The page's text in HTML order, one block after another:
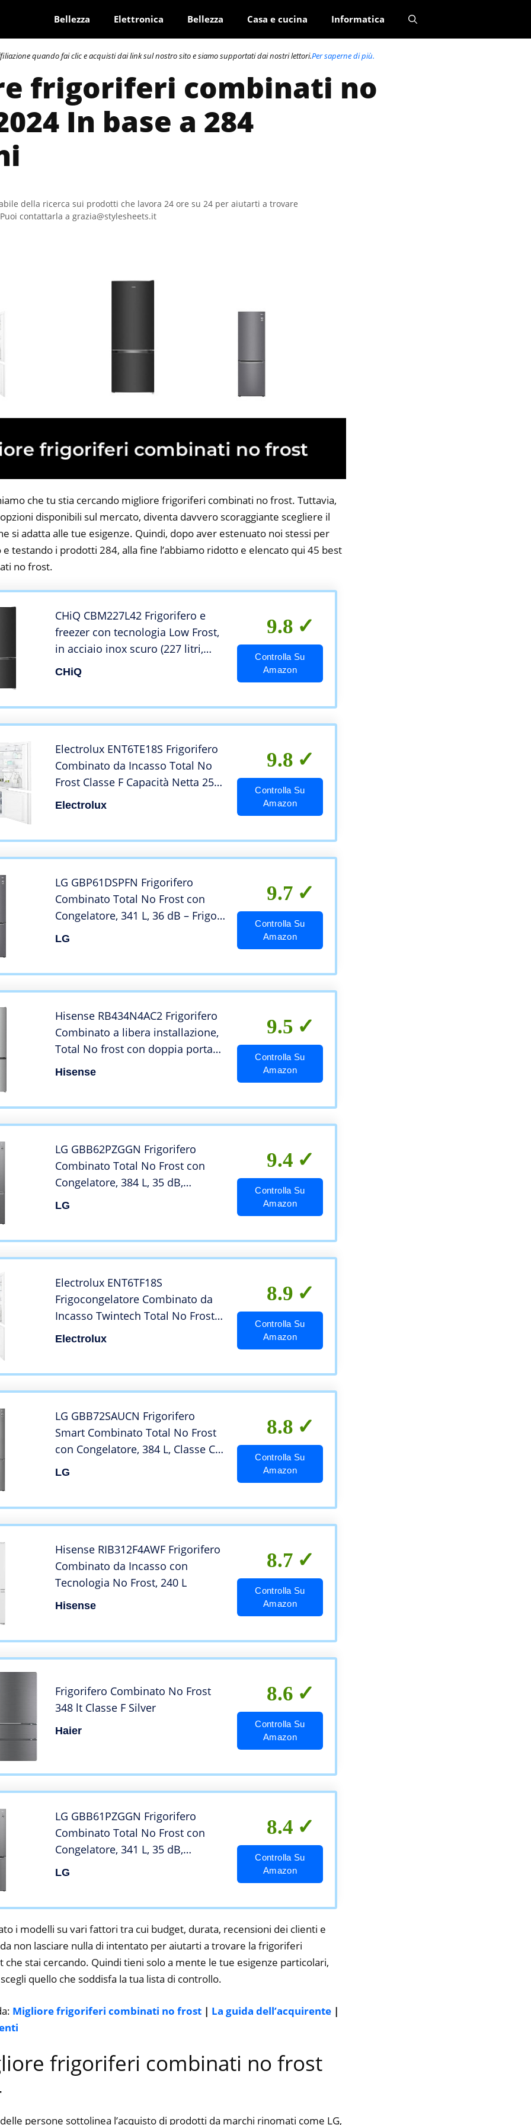
Bellezza Elettronica Bellezza Casa e cucina Informatica
quando fai clic e acquisti dai link sul nostro sito e siamo supportati dai nostri lettori.Per saperne di più.
frigoriferi combinati no
In base a 284
della ricerca sui prodotti che lavora 24 ore su 24 per aiutarti a trovare
contattarla a grazia@stylesheets.it
che tu stia cercando migliore frigoriferi combinati no frost. Tuttavia,
disponibili sul mercato, diventa davvero scoraggiante scegliere il
si adatta alle tue esigenze. Quindi, dopo aver estenuato noi stessi per
testando i prodotti 284, alla fine l’abbiamo ridotto e elencato qui 45 best
no frost.
CHiQ CBM227L42 Frigorifero e
freezer con tecnologia Low Frost,
in acciaio inox scuro (227 litri,
Low Frost)
CHiQ
9.8
Controlla Su
Amazon
Electrolux ENT6TE18S Frigorifero
Combinato da Incasso Total No
Frost Classe F Capacità Netta 254
Litri
Electrolux
9.8
Controlla Su
Amazon
LG GBP61DSPFN Frigorifero
Combinato Total No Frost con
Congelatore, 341 L, 36 dB – Frigo
con Freezer, Tecnologia FRESH
LG
9.7
Controlla Su
Amazon
Hisense RB434N4AC2 Frigorifero
Combinato a libera installazione,
Total No frost con doppia porta
reversibile, Inox Look, Altezza 200
Hisense
9.5
Controlla Su
Amazon
LG GBB62PZGGN Frigorifero
Combinato Total No Frost con
Congelatore, 384 L, 35 dB,
Compressore Smart Inverter,
LG
9.4
Controlla Su
Amazon
Electrolux ENT6TF18S
Frigocongelatore Combinato da
Incasso Twintech Total No Frost
177,2 cm
Electrolux
8.9
Controlla Su
Amazon
LG GBB72SAUCN Frigorifero
Smart Combinato Total No Frost
con Congelatore, 384 L, Classe C,
35 dB, Linear e Door Cooling,
LG
8.8
Controlla Su
Amazon
Hisense RIB312F4AWF Frigorifero
Combinato da Incasso con
Tecnologia No Frost, 240 L
Hisense
8.7
Controlla Su
Amazon
Frigorifero Combinato No Frost
348 lt Classe F Silver
Haier
8.6
Controlla Su
Amazon
LG GBB61PZGGN Frigorifero
Combinato Total No Frost con
Congelatore, 341 L, 35 dB,
Compressore Smart Inverter,
LG
8.4
Controlla Su
Amazon
i modelli su vari fattori tra cui budget, durata, recensioni dei clienti e
non lasciare nulla di intentato per aiutarti a trovare la frigoriferi
stai cercando. Quindi tieni solo a mente le tue esigenze particolari,
quello che soddisfa la tua lista di controllo.
Migliore frigoriferi combinati no frost | La guida dell’acquirente |
frigoriferi combinati no frost
persone sottolinea l’acquisto di prodotti da marchi rinomati come LG,